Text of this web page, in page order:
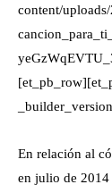
content/
En relación al
en julio de 2014